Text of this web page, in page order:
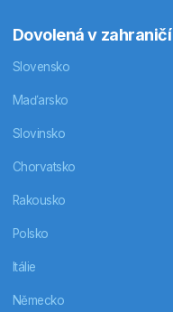
Dovolená v zahraničí
Slovensko
Maďarsko
Slovinsko
Chorvatsko
Rakousko
Polsko
Itálie
Německo